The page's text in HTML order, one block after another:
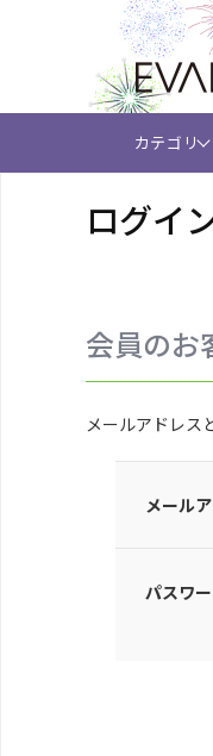
カテゴリ
ログイ
会員のお
メールアドレス
メール
パスワー